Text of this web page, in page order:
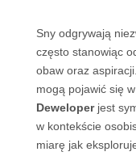
Sny odgrywają
często stanowiąc
obaw oraz
mogą pojawić się
Deweloperjest
w kontekście
miarę jak